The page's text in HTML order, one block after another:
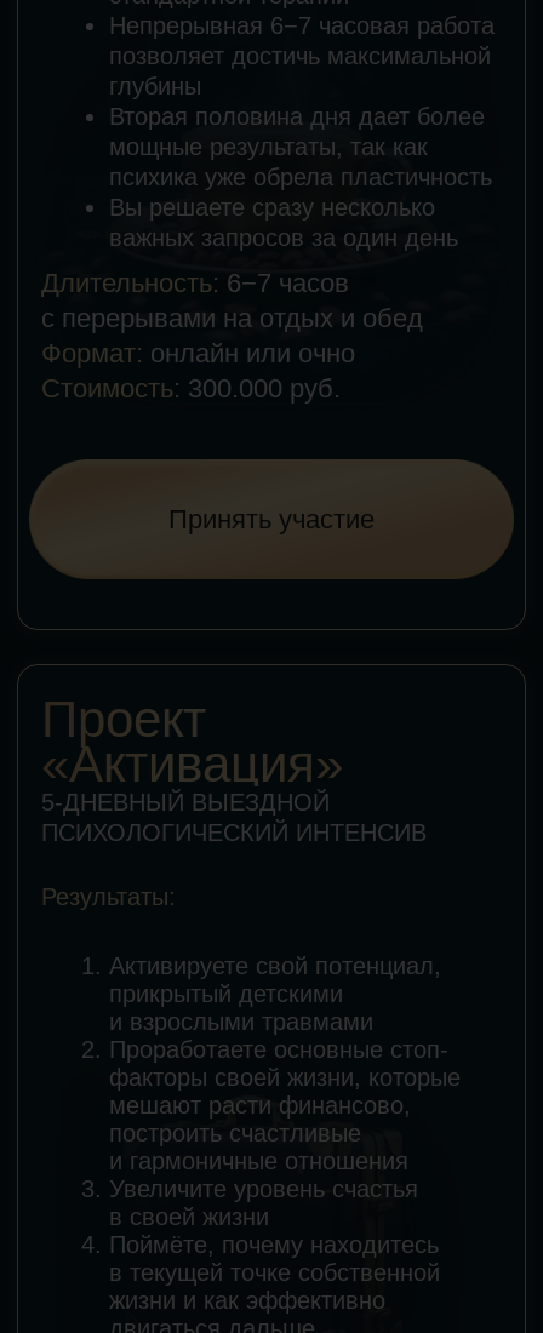
Активировать жизнь
Только оффлайнв Москве
Стоимость участия:300 000 ₽
(проживание оплачивается
отдельно)
Что говорят те,
кто уже
изменил свою
жизнь:
Психологи высшей категории
Более 4000 результативных консультаций
Множество кейсов клиентов с ростом
Официальные психологи на
мастермайндах и проектах Михаила
Дашкиева, Игоря Манна, Ивана
Черемных, Влада Кушнарева, Михаила
Гребенюка, Андрея Овешкова
Кто будет с вами
работать?